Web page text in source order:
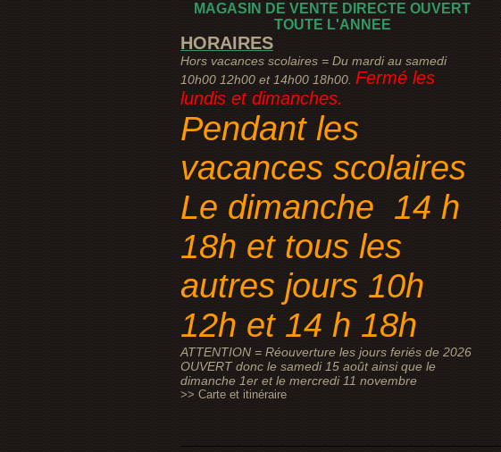
MAGASIN DE VENTE DIRECTE OUVERT
TOUTE L'ANNEE
HORAIRES
Hors vacances scolaires = Du mardi au samedi
10h00 12h00 et 14h00 18h00. Fermé les
lundis et dimanches.
Pendant les
vacances scolaires
Le dimanche 14 h
18h et tous les
autres jours 10h
12h et 14 h 18h
ATTENTION = Réouverture les jours feriés de 2026
OUVERT donc le samedi 15 août ainsi que le
dimanche 1er et le mercredi 11 novembre
>> Carte et itinéraire